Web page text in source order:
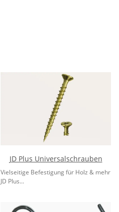
JD Plus Universalschrauben
Vielseitige Befestigung für Holz & mehr
JD Plus...